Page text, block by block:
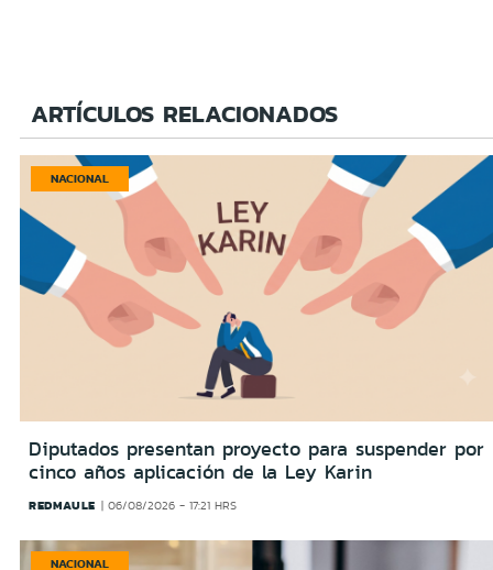
ARTÍCULOS RELACIONADOS
NACIONAL
Diputados presentan proyecto para suspender por
cinco años aplicación de la Ley Karin
REDMAULE 06/08/2026 - 17:21 HRS
NACIONAL